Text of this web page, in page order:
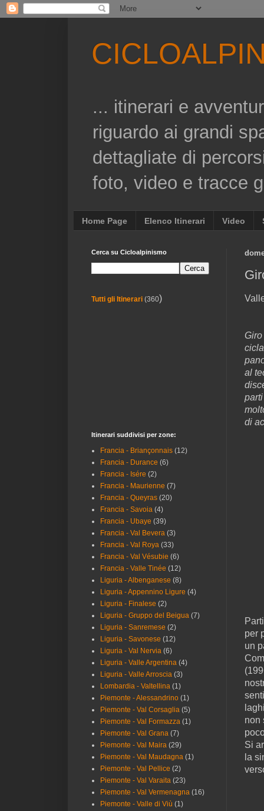
... itinerari e
riguardo ai grandi
dettagliate di
foto, video e tracce
Home Page Elenco Itinerari Video
al
di
per
un
non
Si
la
Cerca su Cicloalpinismo
Tutti gli Itinerari (360)
Itinerari suddivisi per zone:
Francia - Briançonnais (12)
Francia - Durance (6)
Francia - Isére (2)
Francia - Maurienne (7)
Francia - Queyras (20)
Francia - Savoia (4)
Francia - Ubaye (39)
Francia - Val Bevera (3)
Francia - Val Roya (33)
Francia - Val Vésubie (6)
Francia - Valle Tinée (12)
Liguria - Albenganese (8)
Liguria - Appennino Ligure (4)
Liguria - Finalese (2)
Liguria - Gruppo del Beigua (7)
Liguria - Sanremese (2)
Liguria - Savonese (12)
Liguria - Val Nervia (6)
Liguria - Valle Argentina (4)
Liguria - Valle Arroscia (3)
Lombardia - Valtellina (1)
Piemonte - Alessandrino (1)
Piemonte - Val Corsaglia (5)
Piemonte - Val Formazza (1)
Piemonte - Val Grana (7)
Piemonte - Val Maira (29)
Piemonte - Val Maudagna (1)
Piemonte - Val Pellice (2)
Piemonte - Val Varaita (23)
Piemonte - Val Vermenagna (16)
Piemonte - Valle di Viù (1)